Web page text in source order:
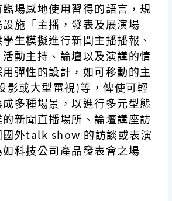
場感地使用習得的語言，規
施「主播，發表及展演場
生模擬進行新聞主播播報、
動主持、論壇以及演講的情
彈性的設計，如可移動的主
影或大型電視)等，俾使可輕
多種場景，以進行多元型態
新聞直播場所、論壇講座訪
國外talk show 的訪談或表演
科技公司產品發表會之場